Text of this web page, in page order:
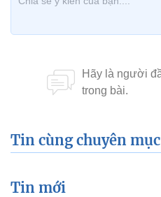
Tin cùng chuyên mục
Tin mới